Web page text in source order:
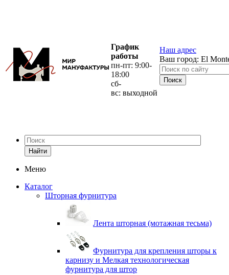
График
работы
пн-пт: 9:00-
18:00
сб-
вс: выходной
Наш адрес
Ваш город: El
Найти
Меню
Каталог
Шторная фурнитура
Лента шторная (мотажная тесьма)
Фурнитура для крепления шторы к
карнизу и Мелкая технологическая
фурнитура для штор